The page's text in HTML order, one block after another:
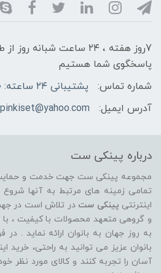
7روز هفته ، ۲۴ ساعت
پاسخگوی شما هستیم
شماره تماس:
پشتیبانی ۲۴ ساعته: 09196726260
آدرس ایمیل:
pinkiset@yahoo.com
درباره پینکی ست
مجموعه پینکی ست جهت خدمت و
تمامی زمینه های مرتبط به آنها
اینترنتی پینکی ست در تلاش است در
و گروهی متعهد محصولات با کیفیت ،
به روز جهان به بانوان ارائه نماید .
بانوان عزیز می توانيد به راحتی،
آسان را تجربه کنند و کالای مورد نظر